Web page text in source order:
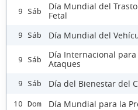
9 Sáb
Día Mundial del
Fetal
9 Sáb Día Mundial del
9 Sáb
Día Internacional
Ataques
9 Sáb Día del Bienestar del
10 Dom Día Mundial para la